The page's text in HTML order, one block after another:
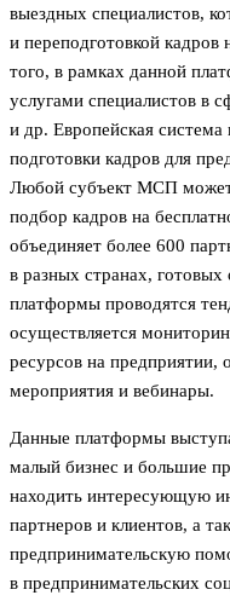
выездных специалистов,
и переподготовкой
того, в рамках данной
услугами специалистов в
и др. Европейская
подготовки кадров для
Любой субъект МСП может
подбор кадров на
объединяет более 600
в разных странах,
платформы проводятся
осуществляется
ресурсов на предприятии,
мероприятия и вебинары.
Данные платформы
малый бизнес и большие
находить интересующую
партнеров и клиентов, а
предпринимательскую
в предпринимательских